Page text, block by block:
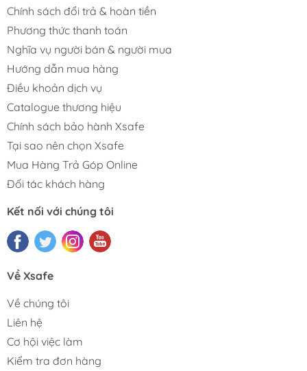
Chính sách đổi trả & hoàn tiền
Phương thức thanh toán
Nghĩa vụ người bán & người mua
Hướng dẫn mua hàng
Điều khoản dịch vụ
Catalogue thương hiệu
Chính sách bảo hành Xsafe
Tại sao nên chọn Xsafe
Mua Hàng Trả Góp Online
Đối tác khách hàng
Kết nối với chúng tôi
Về Xsafe
Về chúng tôi
Liên hệ
Cơ hội việc làm
Kiểm tra đơn hàng